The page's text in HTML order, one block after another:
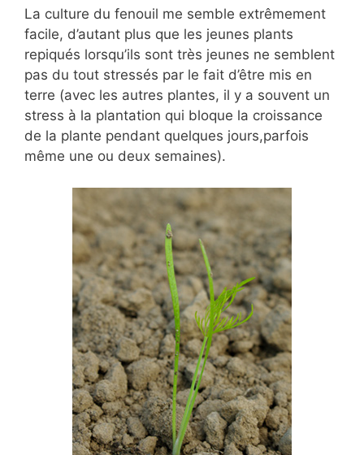
La culture du fenouil me semble extrêmement
facile, d’autant plus que les jeunes plants
repiqués lorsqu’ils sont très jeunes ne semblent
pas du tout stressés par le fait d’être mis en
terre (avec les autres plantes, il y a souvent un
stress à la plantation qui bloque la croissance
de la plante pendant quelques jours,parfois
même une ou deux semaines).